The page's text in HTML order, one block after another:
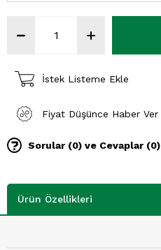
İstek Listeme Ekle
Fiyat Düşünce Haber Ver
Sorular (0) ve Cevaplar (0)
Ürün Özellikleri